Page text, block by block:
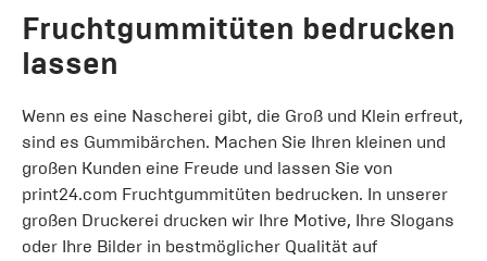
Fruchtgummitüten bedrucken
lassen
Wenn es eine Nascherei gibt, die Groß und Klein erfreut,
sind es Gummibärchen. Machen Sie Ihren kleinen und
großen Kunden eine Freude und lassen Sie von
print24.com Fruchtgummitüten bedrucken. In unserer
großen Druckerei drucken wir Ihre Motive, Ihre Slogans
oder Ihre Bilder in bestmöglicher Qualität auf